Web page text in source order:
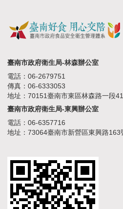
臺南市政府衛生局-林森辦公室
電話：06-2679751
傳真：06-6333053
地址：70151臺南市東區林森路一段
臺南市政府衛生局-東興辦公室
電話：06-6357716
地址：73064臺南市新營區東興路163